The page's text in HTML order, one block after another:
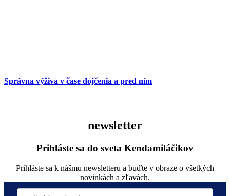
Správna výživa v čase dojčenia a pred ním
newsletter
Prihláste sa do sveta Kendamiláčikov
Prihláste sa k nášmu newsletteru a buďte v obraze o všetkých
novinkách a zľavách.